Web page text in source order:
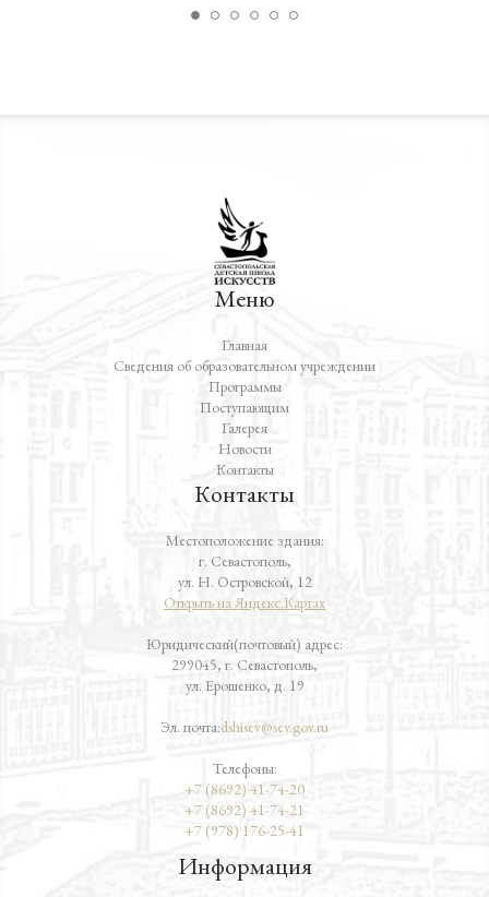
Меню
Главная
Сведения об образовательном учреждении
Программы
Поступающим
Галерея
Новости
Контакты
Контакты
Местоположение здания:
г. Севастополь,
ул. Н. Островской, 12
Открыть на Яндекс.Картах
Юридический(почтовый) адрес:
299045, г. Севастополь,
ул. Ерошенко, д. 19
Эл. почта:dshisev@sev.gov.ru
Телефоны:
+7 (8692) 41-74-20
+7 (8692) 41-74-21
+7 (978) 176-25-41
Информация